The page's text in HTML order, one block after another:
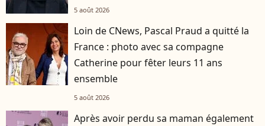
5 août 2026
Loin de CNews, Pascal Praud a quitté la
France : photo avec sa compagne
Catherine pour fêter leurs 11 ans
ensemble
5 août 2026
Après avoir perdu sa maman également